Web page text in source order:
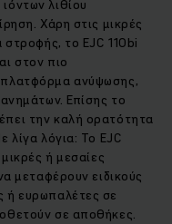
λιθίου
Χάρη στις μικρές
στροφής, το EJC 110bi
στον πιο
πλατφόρμα ανύψωσης,
Επίσης το
την καλή ορατότητα
λίγα λόγια: Το EJC
ή μεσαίες
μεταφέρουν ειδικούς
ή ευρωπαλέτες σε
σε αποθήκες.